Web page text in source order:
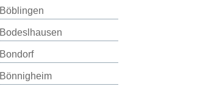
Böblingen
Bodeslhausen
Bondorf
Bönnigheim